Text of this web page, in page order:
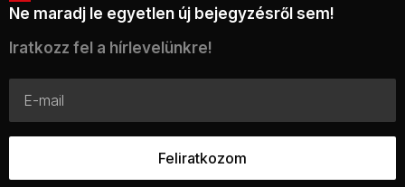
Ne maradj le egyetlen új bejegyzésről sem!
Iratkozz fel a hírlevelünkre!